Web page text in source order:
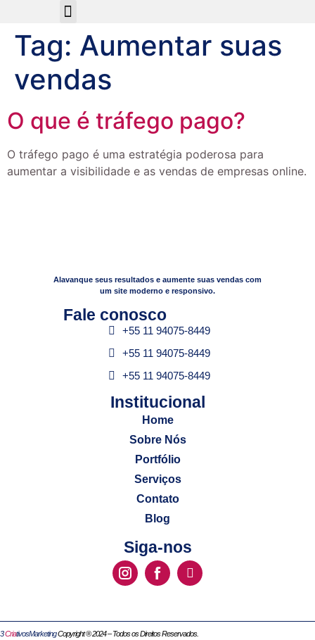
Tag: Aumentar suas
vendas
O que é tráfego pago?
O tráfego pago é uma estratégia poderosa para
aumentar a visibilidade e as vendas de empresas online.
Alavanque seus resultados e aumente suas vendas com
um site moderno e responsivo.
Fale conosco​
+55 11 94075-8449
+55 11 94075-8449
+55 11 94075-8449
Institucional​
Home
Sobre Nós
Portfólio
Serviços
Contato
Blog
Siga-nos
3CriativosMarketingCopyright ® 2024 – Todos os Direitos Reservados.